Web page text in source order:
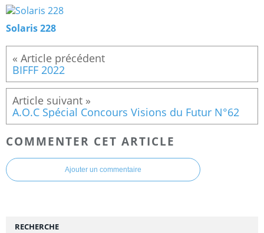
Solaris 228
BIFFF 2022
A.O.C Spécial Concours Visions du Futur N°62
COMMENTER CET ARTICLE
Ajouter un commentaire
RECHERCHE